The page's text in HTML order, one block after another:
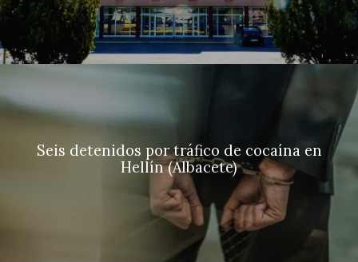
Seis detenidos por tráfico de cocaína en
Hellín (Albacete)